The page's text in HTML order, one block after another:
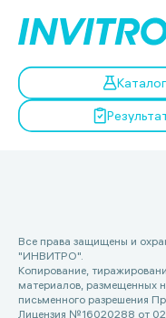
Все права защищены и
"ИНВИТРО".
Копирование,
материалов, размещенных
письменного разрешения
Лицензия №16020288 от